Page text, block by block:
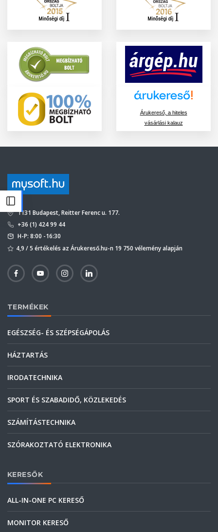
Árukereső, a hiteles
vásárlási kalauz
1131 Budapest, Reitter Ferenc u. 177.
+36 (1) 424 99 44
H-P: 8:00 -16:30
4,9 / 5 értékelés az Árukereső.hu-n 19 750 vélemény alapján
TERMÉKEK
EGÉSZSÉG- ÉS SZÉPSÉGÁPOLÁS
HÁZTARTÁS
IRODATECHNIKA
SPORT ÉS SZABADIDŐ, KÖZLEKEDÉS
SZÁMÍTÁSTECHNIKA
SZÓRAKOZTATÓ ELEKTRONIKA
KERESŐK
ALL-IN-ONE PC KERESŐ
MONITOR KERESŐ